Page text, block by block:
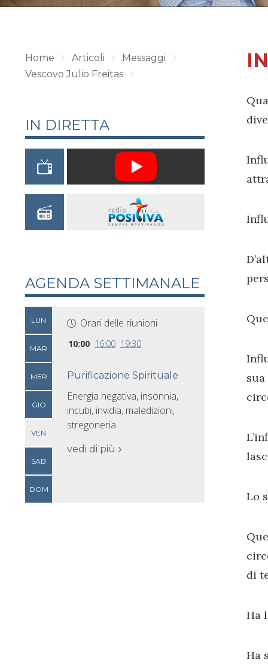
Lo
di
Ha
Ha
Home Articoli
Messaggi
Vescovo Julio Freitas
IN DIRETTA
AGENDA SETTIMANALE
LUN
MAR
MER
GIO
VEN
SAB
DOM
Orari delle riunioni
10:00 16:00 19:30
Purificazione Spirituale
Energia negativa, insonnia,
incubi, invidia, maledizioni,
stregoneria
vedi di più